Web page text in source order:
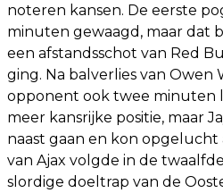
noteren kansen. De eerste
minuten gewaagd, maar dat
een afstandsschot van Red
ging. Na balverlies van Owen
opponent ook twee minuten
meer kansrijke positie, maar
naast gaan en kon opgelucht
van Ajax volgde in de
slordige doeltrap van de